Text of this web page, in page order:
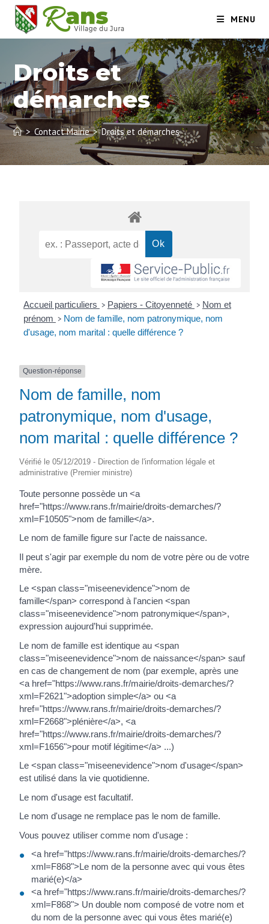
MENU
Droits et
démarches
> Contact Mairie > Droits et démarches
Accueil particuliers > Papiers - Citoyenneté > Nom et
prénom > Nom de famille, nom patronymique, nom
d'usage, nom marital : quelle différence ?
Question-réponse
Nom de famille, nom
patronymique, nom d'usage,
nom marital : quelle différence ?
Vérifié le 05/12/2019 - Direction de l'information légale et
administrative (Premier ministre)
Toute personne possède un <a
href="https://www.rans.fr/mairie/droits-demarches/?
xml=F10505">nom de famille</a>.
Le nom de famille figure sur l'acte de naissance.
Il peut s'agir par exemple du nom de votre père ou de votre
mère.
Le <span class="miseenevidence">nom de
famille</span> correspond à l'ancien <span
class="miseenevidence">nom patronymique</span>,
expression aujourd’hui supprimée.
Le nom de famille est identique au <span
class="miseenevidence">nom de naissance</span> sauf
en cas de changement de nom (par exemple, après une
<a href="https://www.rans.fr/mairie/droits-demarches/?
xml=F2621">adoption simple</a> ou <a
href="https://www.rans.fr/mairie/droits-demarches/?
xml=F2668">plénière</a>, <a
href="https://www.rans.fr/mairie/droits-demarches/?
xml=F1656">pour motif légitime</a> ...)
Le <span class="miseenevidence">nom d'usage</span>
est utilisé dans la vie quotidienne.
Le nom d'usage est facultatif.
Le nom d'usage ne remplace pas le nom de famille.
Vous pouvez utiliser comme nom d'usage :
<a href="https://www.rans.fr/mairie/droits-demarches/?
xml=F868">Le nom de la personne avec qui vous êtes
marié(e)</a>
<a href="https://www.rans.fr/mairie/droits-demarches/?
xml=F868"> Un double nom composé de votre nom et
du nom de la personne avec qui vous êtes marié(e)